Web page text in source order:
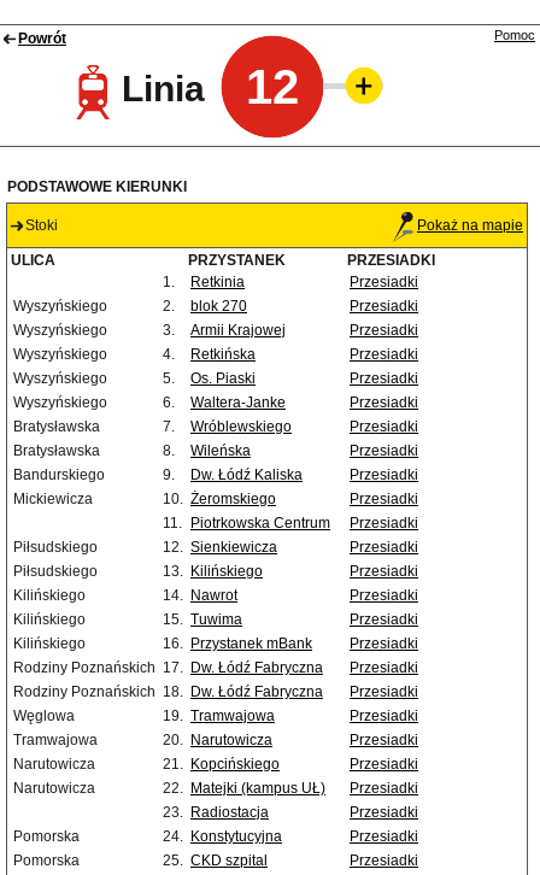
Powrót
Linia 12
Pomoc
PODSTAWOWE KIERUNKI
Stoki Pokaż na mapie
ULICA PRZYSTANEK
PRZESIADKI
1.
Retkinia
Przesiadki
Wyszyńskiego
2. blok 270
Przesiadki
Wyszyńskiego
3. Armii Krajowej
Przesiadki
Wyszyńskiego
4. Retkińska
Przesiadki
Wyszyńskiego
5. Os. Piaski
Przesiadki
Wyszyńskiego
6. Waltera-Janke
Przesiadki
Bratysławska
7. Wróblewskiego
Przesiadki
Bratysławska
8. Wileńska
Przesiadki
Bandurskiego
9. Dw. Łódź Kaliska
Przesiadki
Mickiewicza
10. Żeromskiego
Przesiadki
11.
Piotrkowska Centrum
Przesiadki
Piłsudskiego
12. Sienkiewicza
Przesiadki
Piłsudskiego
13. Kilińskiego
Przesiadki
Kilińskiego
14. Nawrot
Przesiadki
Kilińskiego
15. Tuwima
Przesiadki
Kilińskiego
16. Przystanek mBank
Przesiadki
Rodziny Poznańskich 17. Dw. Łódź Fabryczna
Przesiadki
Rodziny Poznańskich 18. Dw. Łódź Fabryczna
Przesiadki
Węglowa
19. Tramwajowa
Przesiadki
Tramwajowa
20. Narutowicza
Przesiadki
Narutowicza
21. Kopcińskiego
Przesiadki
Narutowicza
22. Matejki (kampus UŁ)
Przesiadki
23. Radiostacja
Przesiadki
Pomorska
24. Konstytucyjna
Przesiadki
Pomorska
25. CKD szpital
Przesiadki